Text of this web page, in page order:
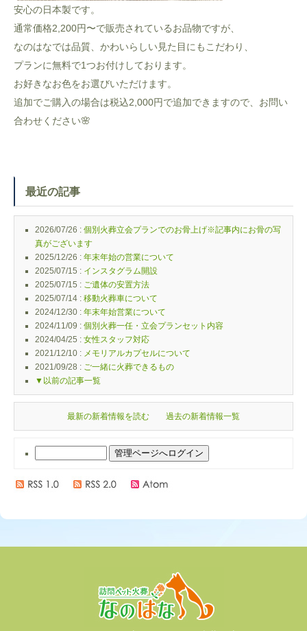
安心の日本製です。
通常価格2,200円〜で販売されているお品物ですが、
なのはなでは品質、かわいらしい見た目にもこだわり、
プランに無料で1つお付けしております。
お好きなお色をお選びいただけます。
追加でご購入の場合は税込2,000円で追加できますので、お問い
合わせください🌸
最近の記事
2026/07/26 : 個別火葬立会プランでのお骨上げ※記事内にお骨の写
真がございます
2025/12/26 : 年末年始の営業について
2025/07/15 : インスタグラム開設
2025/07/15 : ご遺体の安置方法
2025/07/14 : 移動火葬車について
2024/12/30 : 年末年始営業について
2024/11/09 : 個別火葬一任・立会プランセット内容
2024/04/25 : 女性スタッフ対応
2021/12/10 : メモリアルカプセルについて
2021/09/28 : ご一緒に火葬できるもの
▼以前の記事一覧
最新の新着情報を読む 過去の新着情報一覧